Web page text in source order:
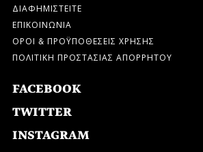
ΔΙΑΦΗΜΙΣΤΕΙΤΕ
ΕΠΙΚΟΙΝΩΝΙΑ
ΟΡΟΙ & ΠΡΟΫΠΟΘΕΣΕΙΣ ΧΡΗΣΗΣ
ΠΟΛΙΤΙΚΗ ΠΡΟΣΤΑΣΙΑΣ ΑΠΟΡΡΗΤΟΥ
FACEBOOK
TWITTER
INSTAGRAM